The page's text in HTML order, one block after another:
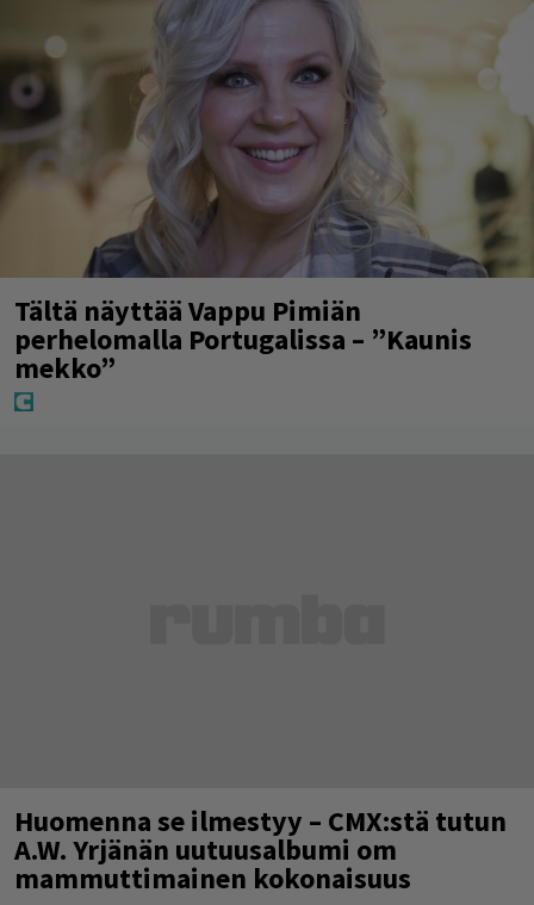
Tältä näyttää Vappu Pimiän
perhelomalla Portugalissa – ”Kaunis
mekko”
Huomenna se ilmestyy – CMX:stä tutun
A.W. Yrjänän uutuusalbumi om
mammuttimainen kokonaisuus